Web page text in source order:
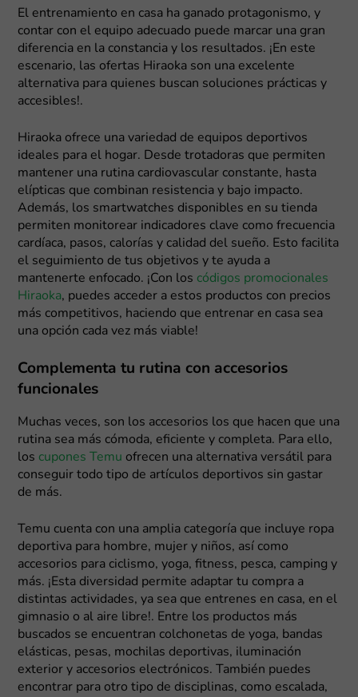
El entrenamiento en casa ha ganado protagonismo, y
contar con el equipo adecuado puede marcar una gran
diferencia en la constancia y los resultados. ¡En este
escenario, las ofertas Hiraoka son una excelente
alternativa para quienes buscan soluciones prácticas y
accesibles!.
Hiraoka ofrece una variedad de equipos deportivos
ideales para el hogar. Desde trotadoras que permiten
mantener una rutina cardiovascular constante, hasta
elípticas que combinan resistencia y bajo impacto.
Además, los smartwatches disponibles en su tienda
permiten monitorear indicadores clave como frecuencia
cardíaca, pasos, calorías y calidad del sueño. Esto facilita
el seguimiento de tus objetivos y te ayuda a
mantenerte enfocado. ¡Con los códigos promocionales
Hiraoka, puedes acceder a estos productos con precios
más competitivos, haciendo que entrenar en casa sea
una opción cada vez más viable!
Complementa tu rutina con accesorios
funcionales
Muchas veces, son los accesorios los que hacen que una
rutina sea más cómoda, eficiente y completa. Para ello,
los cupones Temu ofrecen una alternativa versátil para
conseguir todo tipo de artículos deportivos sin gastar
de más.
Temu cuenta con una amplia categoría que incluye ropa
deportiva para hombre, mujer y niños, así como
accesorios para ciclismo, yoga, fitness, pesca, camping y
más. ¡Esta diversidad permite adaptar tu compra a
distintas actividades, ya sea que entrenes en casa, en el
gimnasio o al aire libre!. Entre los productos más
buscados se encuentran colchonetas de yoga, bandas
elásticas, pesas, mochilas deportivas, iluminación
exterior y accesorios electrónicos. También puedes
encontrar para otro tipo de disciplinas, como escalada,